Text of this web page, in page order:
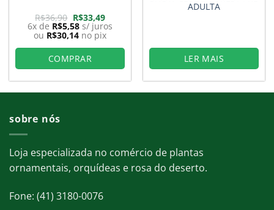
R$36,90 O
preço
original
era:
R$36,90.
R$33,49O
preço
atual
é:
R$33,49.
6x de R$5,58 s/ juros
ou R$30,14 no pix
COMPRAR
ADULTA
LER MAIS
sobre nós
Loja especializada no comércio de plantas
ornamentais, orquídeas e rosa do deserto.
Fone: (41) 3180-0076